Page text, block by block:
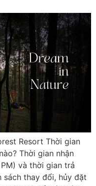
Resort Thời gian
Thời gian nhận
và thời gian trả
sách thay đổi, hủy đặt